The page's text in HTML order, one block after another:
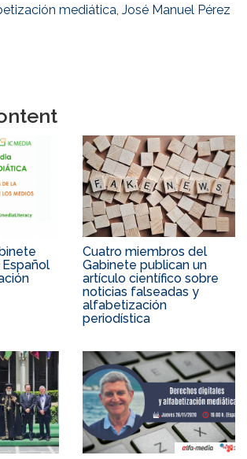
mediática, José Manuel Pérez
Cuatro miembros del
Gabinete publican un
artículo científico sobre
noticias falseadas y
alfabetización
periodística